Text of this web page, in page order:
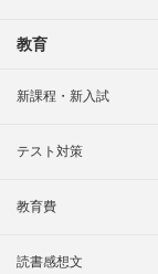
教育
新課程・新入試
テスト対策
教育費
読書感想文